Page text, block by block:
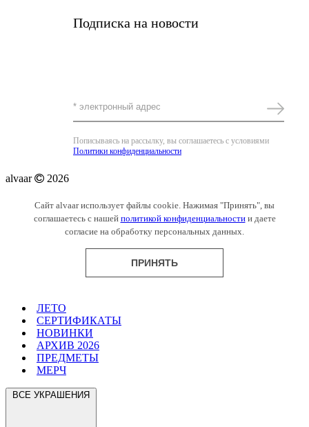
Подписка на новости
Пописываясь на рассылку, вы соглашаетесь с условиями
Политики конфиденциальности
alvaar 2026
Сайт alvaar использует файлы cookie. Нажимая "Принять", вы
соглашаетесь с нашей политикой конфиденциальностии даете
согласие на обработку персональных данных.
ПРИНЯТЬ
ЛЕТО
СЕРТИФИКАТЫ
НОВИНКИ
АРХИВ 2026
ПРЕДМЕТЫ
МЕРЧ